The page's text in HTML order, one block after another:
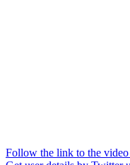
Follow the link to the